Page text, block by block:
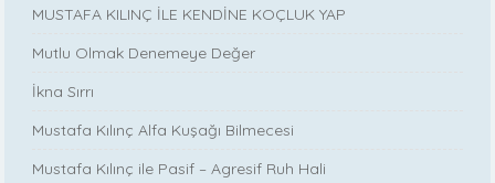
MUSTAFA KILINÇ İLE KENDİNE KOÇLUK YAP
Mutlu Olmak Denemeye Değer
İkna Sırrı
Mustafa Kılınç Alfa Kuşağı Bilmecesi
Mustafa Kılınç ile Pasif – Agresif Ruh Hali